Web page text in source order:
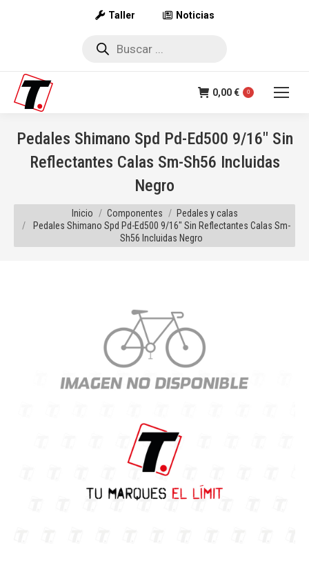
Taller Noticias
Búsqueda
0,00€ 0
Pedales Shimano Spd Pd-Ed500 9/16″ Sin
Reflectantes Calas Sm-Sh56 Incluidas
Negro
Estás aquí:
Inicio Componentes
Pedales y calas
Pedales Shimano Spd Pd-Ed500 9/16″ Sin Reflectantes Calas Sm-
Sh56 Incluidas Negro